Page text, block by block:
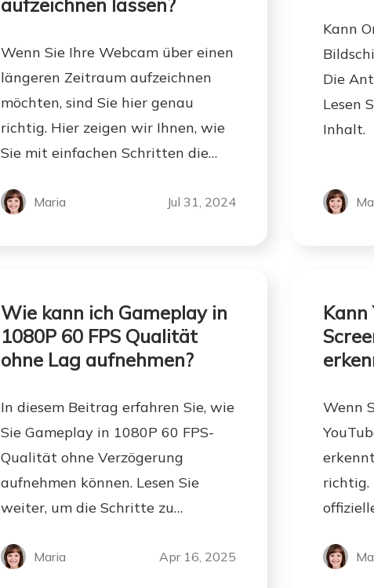
aufzeichnen lassen?
Wenn Sie Ihre Webcam über einen
längeren Zeitraum aufzeichnen
möchten, sind Sie hier genau
richtig. Hier zeigen wir Ihnen, wie
Sie mit einfachen Schritten die
längeren Zeitraum verlängern
Maria Jul 31, 2024
Kann
Die
Lesen
Inhalt.
Wie kann ich Gameplay in
1080P 60 FPS Qualität
ohne Lag aufnehmen?
In diesem Beitrag erfahren Sie, wie
Sie Gameplay in 1080P 60 FPS-
Qualität ohne Verzögerung
aufnehmen können. Lesen Sie
weiter, um die Schritte zu
Maria Apr 16, 2025
Kann
Wenn
richtig.